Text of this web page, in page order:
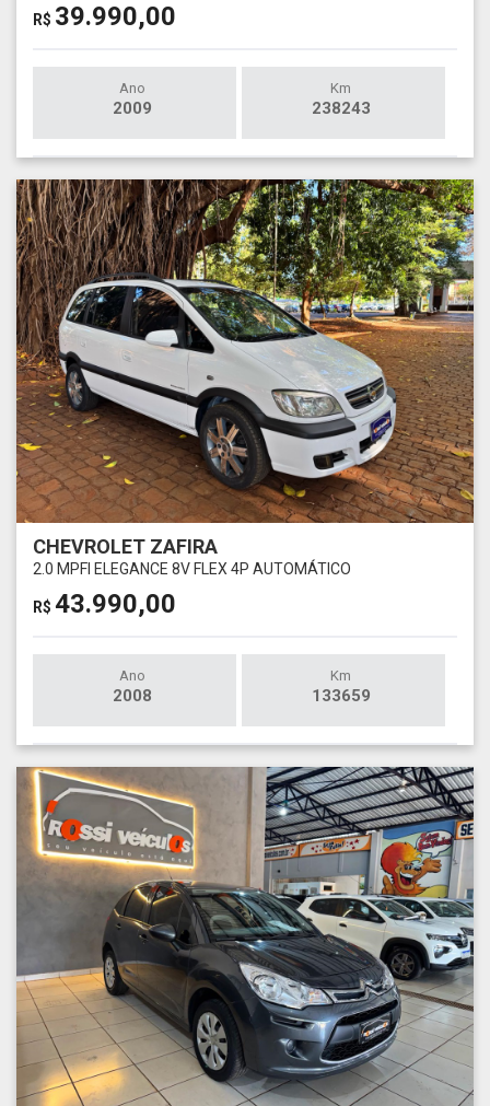
R$ 39.990,00
Ano
2009
Km
238243
CHEVROLET ZAFIRA
2.0 MPFI ELEGANCE 8V FLEX 4P AUTOMÁTICO
R$ 43.990,00
Ano
2008
Km
133659